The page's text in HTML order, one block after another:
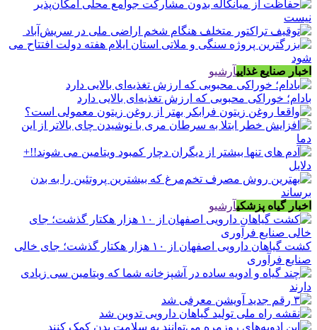
اخبار صنایع غذاییآرشیو
بادام؛ خوراکی محبوبی که ارزش تغذیه‌ای بالایی دارد
اخبار گیاه پزشکیآرشیو
کشت گیاهان دارویی اصفهان از ۱۰ هزار هکتار گذشت؛ جای خالی
صنایع فرآوری